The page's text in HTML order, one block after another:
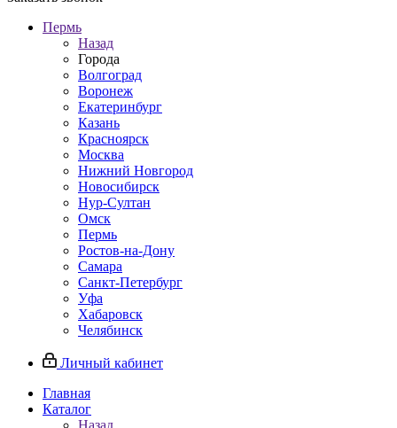
Пермь
Назад
Города
Волгоград
Воронеж
Екатеринбург
Казань
Красноярск
Москва
Нижний Новгород
Новосибирск
Нур-Султан
Омск
Пермь
Ростов-на-Дону
Самара
Санкт-Петербург
Уфа
Хабаровск
Челябинск
Личный кабинет
Главная
Каталог
Назад